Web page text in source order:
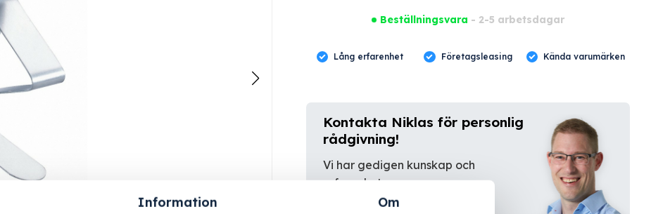
Information Om
Beställningsvara - 2-5 arbetsdagar
Lång erfarenhet Företagsleasing Kända varumärken
Kontakta Niklas för personlig
rådgivning!
Vi har gedigen kunskap och
erfarenhet.